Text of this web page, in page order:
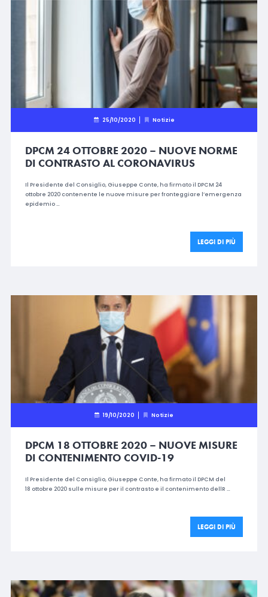
25/10/2020 Notizie
DPCM 24 OTTOBRE 2020 – NUOVE NORME
DI CONTRASTO AL CORONAVIRUS
Il Presidente del Consiglio, Giuseppe Conte, ha firmato il DPCM 24
ottobre 2020 contenente le nuove misure per fronteggiare l’emergenza
epidemio …
LEGGI DI PIÙ
19/10/2020 Notizie
DPCM 18 OTTOBRE 2020 – NUOVE MISURE
DI CONTENIMENTO COVID-19
Il Presidente del Consiglio, Giuseppe Conte, ha firmato il DPCM del
18 ottobre 2020 sulle misure per il contrasto e il contenimento dellR …
LEGGI DI PIÙ